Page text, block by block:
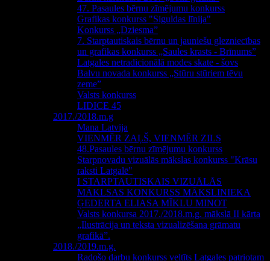
47. Pasaules bērnu zīmējumu konkurss
Grafikas konkurss "Siguldas līnija"
Konkurss „Dziesma”
7. Starptautiskais bērnu un jauniešu glezniecības
un grafikas konkurss „Saules krasts - Brīnums”
Latgales netradicionālā modes skate - šovs
Balvu novada konkurss „Stūru stūriem tēvu
zeme”
Valsts konkurss
LIDICE 45
2017./2018.m.g
Mana Latvija
VIENMĒR ZAĻŠ, VIENMĒR ZILS
48.Pasaules bērnu zīmējumu konkurss
Starpnovadu vizuālās mākslas konkurss "Krāsu
raksti Latgalē"
I STARPTAUTISKAIS VIZUĀLĀS
MĀKLSAS KONKURSS MĀKSLINIEKA
ĢEDERTA ELIASA MĪKLU MINOT
Valsts konkursa 2017./2018.m.g. mākslā II kārta
„Ilustrācija un teksta vizualizēšana grāmatu
grafikā”.
2018./2019.m.g.
Radošo darbu konkurss veltīts Latgales patriotam